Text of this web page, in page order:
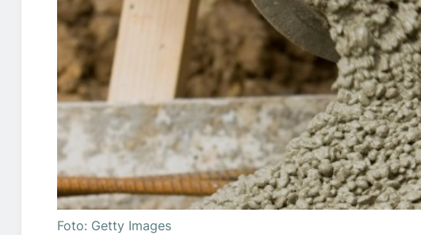
Foto: Getty Images